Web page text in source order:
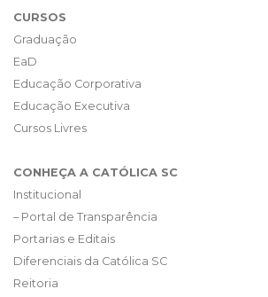
CURSOS
Graduação
EaD
Educação Corporativa
Educação Executiva
Cursos Livres
CONHEÇA A CATÓLICA SC
Institucional
– Portal de Transparência
Portarias e Editais
Diferenciais da Católica SC
Reitoria